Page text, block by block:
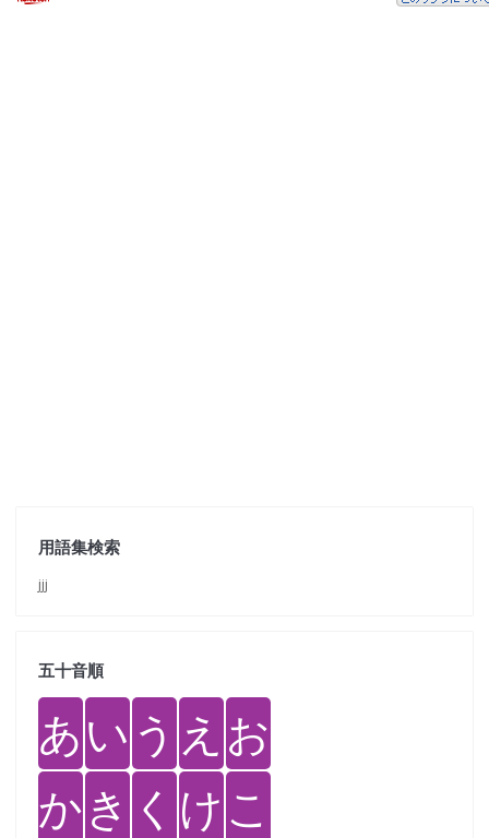
用語集検索
jjj
五十音順
あい う え お
かき く けこ